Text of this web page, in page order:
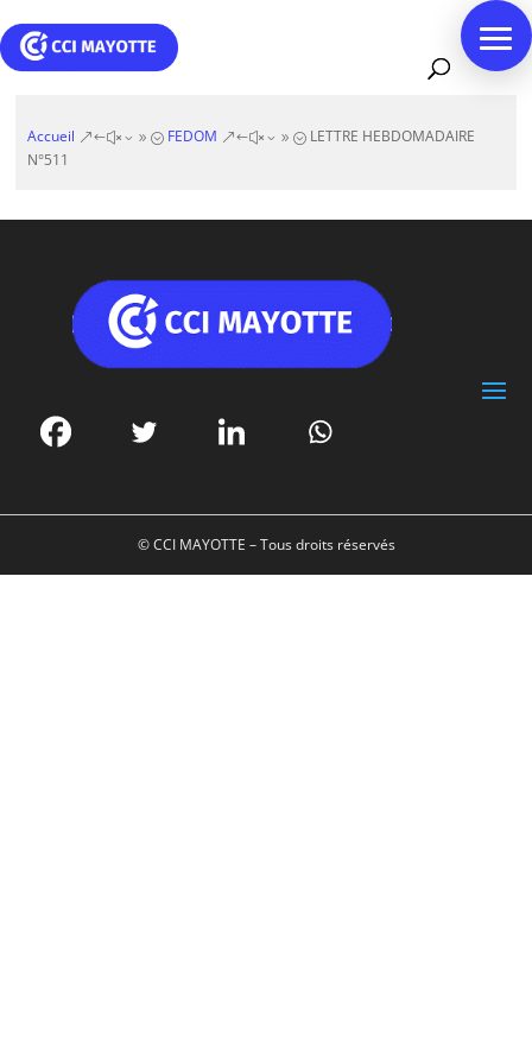
Accueil &#x39; FEDOM &#x39; LETTRE HEBDOMADAIRE
N°511
© CCI MAYOTTE – Tous droits réservés